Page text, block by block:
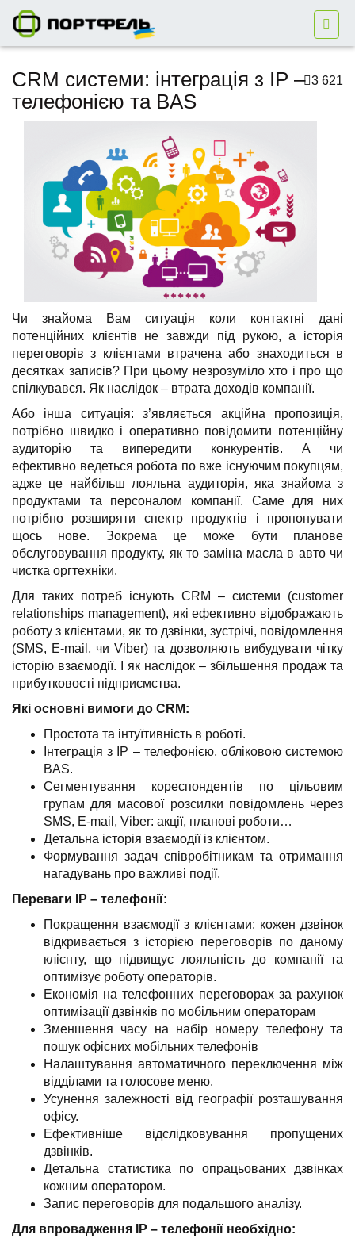
CRM системи: інтеграція з IP –
телефонією та BAS
3 621
Чи знайома Вам ситуація коли контактні дані
потенційних клієнтів не завжди під рукою, а історія
переговорів з клієнтами втрачена або знаходиться в
десятках записів? При цьому незрозуміло хто і про що
спілкувався. Як наслідок – втрата доходів компанії.
Або інша ситуація: з’являється акційна пропозиція,
потрібно швидко і оперативно повідомити потенційну
аудиторію та випередити конкурентів. А чи
ефективно ведеться робота по вже існуючим покупцям,
адже це найбільш лояльна аудиторія, яка знайома з
продуктами та персоналом компанії. Саме для них
потрібно розширяти спектр продуктів і пропонувати
щось нове. Зокрема це може бути планове
обслуговування продукту, як то заміна масла в авто чи
чистка оргтехніки.
Для таких потреб існують CRM – системи (customer
relationships management), які ефективно відображають
роботу з клієнтами, як то дзвінки, зустрічі, повідомлення
(SMS, E-mail, чи Viber) та дозволяють вибудувати чітку
історію взаємодії. І як наслідок – збільшення продаж та
прибутковості підприємства.
Які основні вимоги до CRM:
Простота та інтуїтивність в роботі.
Інтеграція з ІР – телефонією, обліковою системою
BAS.
Сегментування кореспондентів по цільовим
групам для масової розсилки повідомлень через
SMS, E-mail, Viber: акції, планові роботи…
Детальна історія взаємодії із клієнтом.
Формування задач співробітникам та отримання
нагадувань про важливі події.
Переваги ІР – телефонії:
Покращення взаємодії з клієнтами: кожен дзвінок
відкривається з історією переговорів по даному
клієнту, що підвищує лояльність до компанії та
оптимізує роботу операторів.
Економія на телефонних переговорах за рахунок
оптимізації дзвінків по мобільним операторам
Зменшення часу на набір номеру телефону та
пошук офісних мобільних телефонів
Налаштування автоматичного переключення між
відділами та голосове меню.
Усунення залежності від географії розташування
офісу.
Ефективніше відслідковування пропущених
дзвінків.
Детальна статистика по опрацьованих дзвінках
кожним оператором.
Запис переговорів для подальшого аналізу.
Для впровадження ІР – телефонії необхідно: